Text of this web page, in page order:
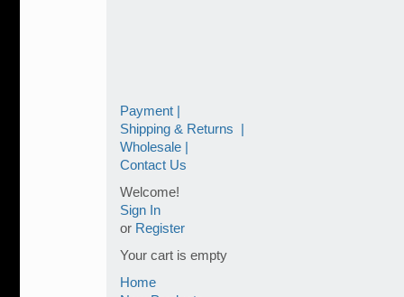
Payment |
Shipping & Returns |
Wholesale |
Contact Us
Welcome!
Sign In
or Register
Your cart is empty
Home